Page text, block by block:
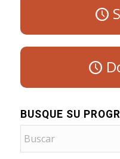
BUSQUE SU